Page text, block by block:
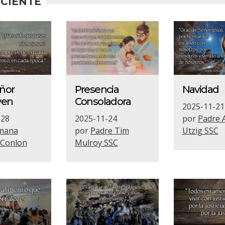
Presencia
Consoladora
2025-11-24
por Padre Tim
Mulroy SSC
Navidad
2025-11-21
por Padre
Utzig SSC